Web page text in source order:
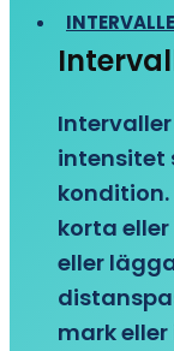
intensitet
korta
eller
mark